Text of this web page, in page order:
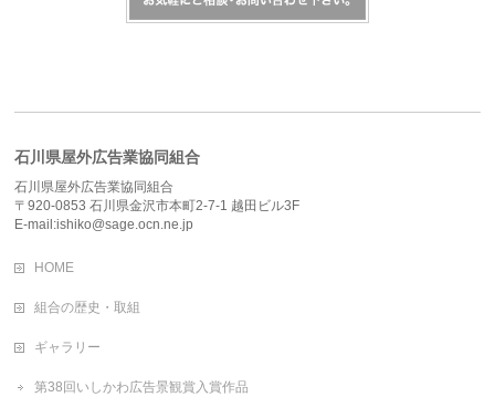
石川県屋外広告業協同組合
石川県屋外広告業協同組合
〒920-0853 石川県金沢市本町2-7-1 越田ビル3F
E-mail:ishiko@sage.ocn.ne.jp
HOME
組合の歴史・取組
ギャラリー
第38回いしかわ広告景観賞入賞作品